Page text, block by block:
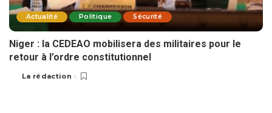
Actualité Politique Sécurité
Niger : la CEDEAO mobilisera des militaires pour le
retour à l’ordre constitutionnel
La rédaction